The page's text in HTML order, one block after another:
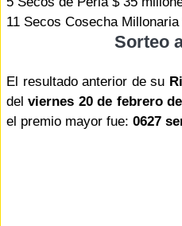
11 Secos Cosecha
Sorteo
El resultado anterior de su
delviernes 20 de febrero
el premio mayor fue: 0627